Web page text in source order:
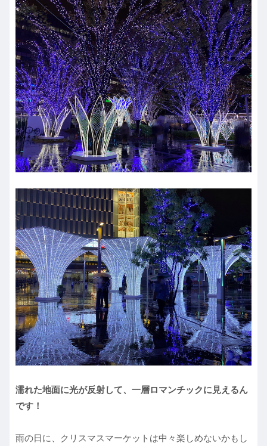
濡れた地面に光が反射して、一層ロマンチックに見えるん
です！
雨の日に、クリスマスマーケットは中々楽しめないかもし